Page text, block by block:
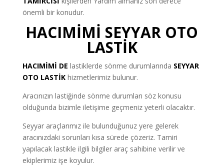
önemli bir konudur.
HACIMİMİ SEYYAR OTO
LASTİK
HACIMİMİ DE lastiklerde sönme durumlarında SEYYAR
OTO LASTİKhizmetlerimiz bulunur.
Aracınızın lastiğinde sönme durumları söz konusu
olduğunda bizimle iletişime geçmeniz yeterli olacaktır.
Seyyar araçlarımız ile bulunduğunuz yere gelerek
aracınızdaki sorunları kısa sürede çözeriz. Tamiri
yapılacak lastikle ilgili bilgiler araç sahibine verilir ve
ekiplerimiz işe koyulur.